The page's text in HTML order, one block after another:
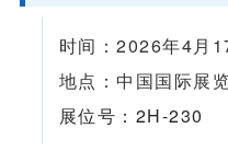
时间：2026年4月
地点：中国国际展
展位号：2H-230